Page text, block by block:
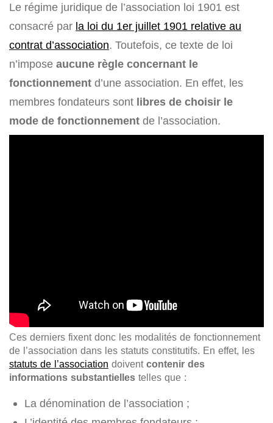
Le régime juridique de l’association loi 1901 est
consacré par la loi du 1er juillet 1901 relative au
contrat d’association. Toutefois, ce texte de loi
n’impose aucune règle concernant le
fonctionnement d’une association. En effet, les
membres fondateurs sont libres de choisir le
mode de fonctionnement de l’association.
Ces derniers fixent donc les modalités de fonctionnement
de l’association dans les statuts constitutifs. En effet, les
statuts de l’association doivent contenir des
informations substantielles telles que :
La dénomination de l’association ;